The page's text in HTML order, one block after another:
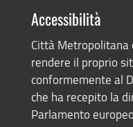
Accessibilità
Città Metropolitana
rendere il proprio
conformemente al
che ha recepito la
Parlamento